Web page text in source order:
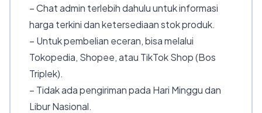
– Chat admin terlebih dahulu untuk informasi
harga terkini dan ketersediaan stok produk.
– Untuk pembelian eceran, bisa melalui
Tokopedia, Shopee, atau TikTok Shop (Bos
Triplek).
– Tidak ada pengiriman pada Hari Minggu dan
Libur Nasional.